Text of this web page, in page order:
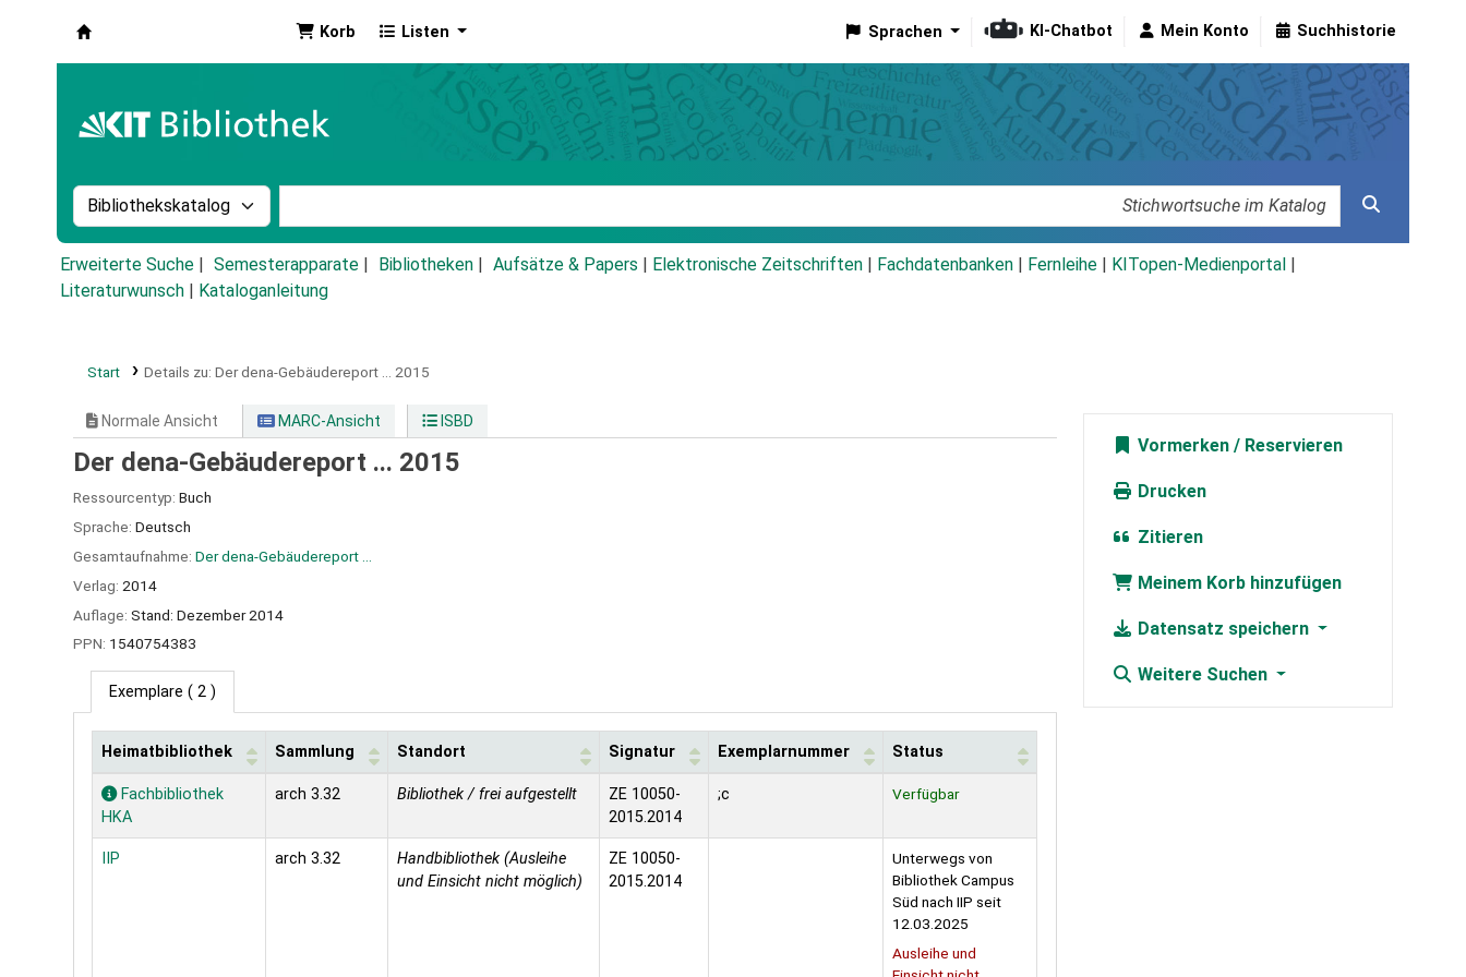
Korb Listen Sprachen KI-Chatbot Mein Konto Suchhistorie
Suche im Katalog nach:
Erweiterte Suche Semesterapparate Bibliotheken Aufsätze & Papers Elektronische Zeitschriften Fachdatenbanken Fernleihe KITopen-Medienportal
Literaturwunsch
Kataloganleitung
Start Details zu: Der dena-Gebäudereport ... 2015
Normale Ansicht MARC-Ansicht ISBD
Der dena-Gebäudereport ... 2015
Ressourcentyp: Buch
Sprache: Deutsch
Gesamtaufnahme: Der dena-Gebäudereport ...
Verlag: 2014
Auflage: Stand: Dezember 2014
PPN: 1540754383
Exemplare ( 2 )
Exemplare
Heimatbibliothek Sammlung Standort Signatur Exemplarnummer Status
Fachbibliothek
HKA
arch 3.32 Bibliothek / frei aufgestellt
ZE 10050-
2015.2014
;c Verfügbar
IIP arch 3.32
Handbibliothek (Ausleihe
und Einsicht nicht möglich)
ZE 10050-
2015.2014
Unterwegs von
Bibliothek Campus
Süd nach IIP seit
12.03.2025
Ausleihe und
Vormerken
Drucken
Zitieren
Meinem Korb hinzufügen
Datensatz speichern
Weitere Suchen